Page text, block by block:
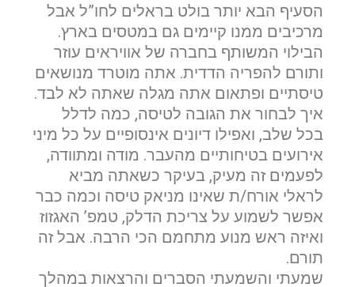
הסעיף הבא יותר בולט בראלים לחו”ל אבל
מרכיבים ממנו קיימים גם במטסים בארץ.
הבילוי המשותף בחברה של אוויראים עוזר
ותורם להפריה הדדית. אתה מוטרד מנושאים
טיסתיים ופתאום אתה מגלה שאתה לא לבד.
איך לבחור את הגובה לטיסה, כמה לדלל
בכל שלב, ואפילו דיונים אינסופיים על כל מיני
אירועים בטיחותיים מהעבר. מודה ומתוודה,
לפעמים זה מעיק, בעיקר כשאתה מביא
לראלי אורח/ת שאינו מניאק טיסה וכמה כבר
אפשר לשמוע על צריכת הדלק, טמפ’ האגזוז
ואיזה ראש מנוע מתחמם הכי הרבה. אבל זה
תורם.
שמעתי והשמעתי הסברים והרצאות במהלך